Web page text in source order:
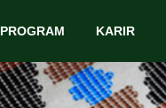
PROGRAM KARIR